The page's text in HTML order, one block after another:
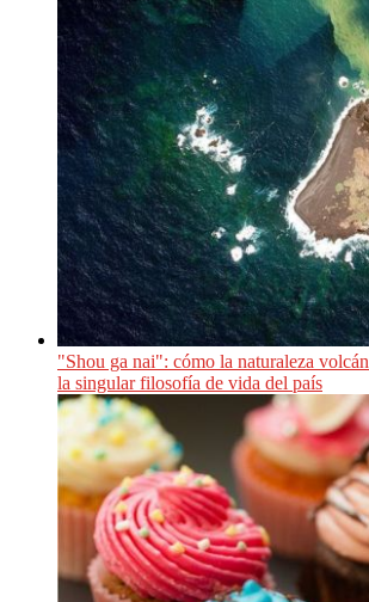
"Shou ga nai": cómo la naturaleza
la singular filosofía de vida del país